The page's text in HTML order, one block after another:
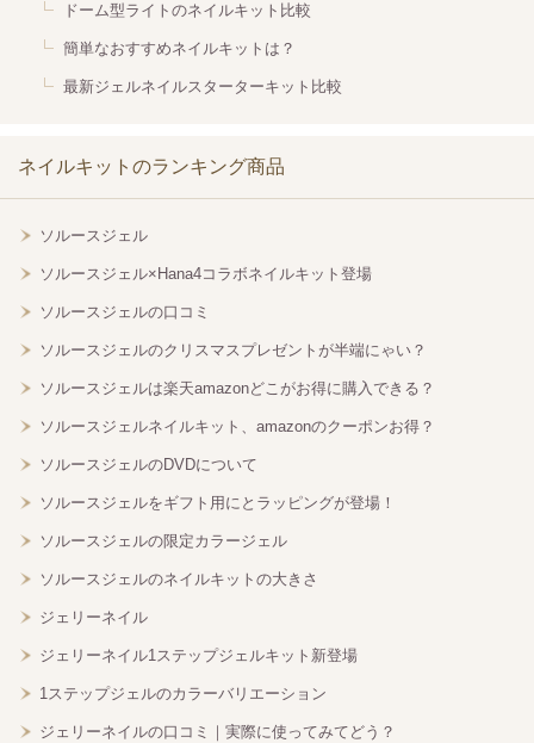
ドーム型ライトのネイルキット比較
簡単なおすすめネイルキットは？
最新ジェルネイルスターターキット比較
ネイルキットのランキング商品
ソルースジェル
ソルースジェル×Hana4コラボネイルキット登場
ソルースジェルの口コミ
ソルースジェルのクリスマスプレゼントが半端にゃい？
ソルースジェルは楽天amazonどこがお得に購入できる？
ソルースジェルネイルキット、amazonのクーポンお得？
ソルースジェルのDVDについて
ソルースジェルをギフト用にとラッピングが登場！
ソルースジェルの限定カラージェル
ソルースジェルのネイルキットの大きさ
ジェリーネイル
ジェリーネイル1ステップジェルキット新登場
1ステップジェルのカラーバリエーション
ジェリーネイルの口コミ｜実際に使ってみてどう？